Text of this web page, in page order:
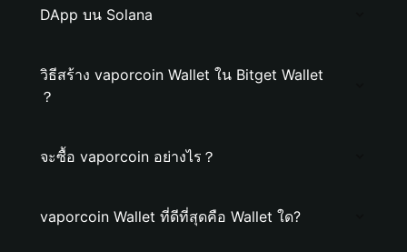
DApp บน Solana
วิธีสร้าง vaporcoin Wallet ใน Bitget Wallet
？
จะซื้อ vaporcoin อย่างไร？
vaporcoin Wallet ที่ดีที่สุดคือ Wallet ใด?